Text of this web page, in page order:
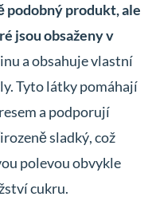
podobný produkt, ale
jsou obsaženy v
a obsahuje vlastní
Tyto látky pomáhají
a podporují
sladký, což
polevou obvykle
cukru.